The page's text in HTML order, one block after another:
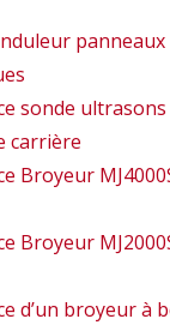
panneaux
sonde
carrière
Broyeur
Broyeur
d’un broyeur à